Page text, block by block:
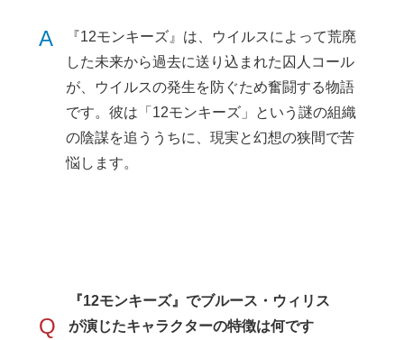
A
『12モンキーズ』は、ウイルスによって荒廃
した未来から過去に送り込まれた囚人コール
が、ウイルスの発生を防ぐため奮闘する物語
です。彼は「12モンキーズ」という謎の組織
の陰謀を追ううちに、現実と幻想の狭間で苦
悩します。
Q
『12モンキーズ』でブルース・ウィリス
が演じたキャラクターの特徴は何です